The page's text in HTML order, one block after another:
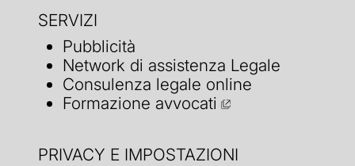
SERVIZI
Pubblicità
Network di assistenza Legale
Consulenza legale online
Formazione avvocati
PRIVACY E IMPOSTAZIONI